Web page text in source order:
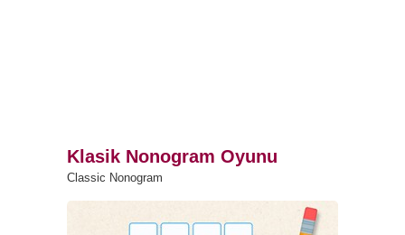
Klasik Nonogram Oyunu
Classic Nonogram